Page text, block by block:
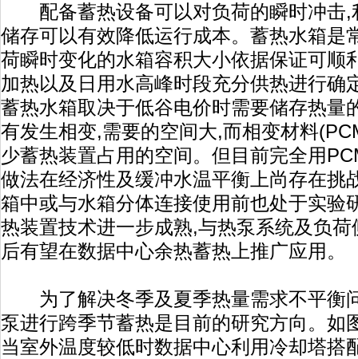
配备蓄热设备可以对负荷的瞬时冲击,
储存可以有效降低运行成本。蓄热水箱是
荷瞬时变化的水箱容积大小依据保证可顺
加热以及日用水高峰时段充分供热进行确
蓄热水箱取决于低谷电价时需要储存热量
有发生相变,需要的空间大,而相变材料
少蓄热装置占用的空间。但目前完全用
做法在经济性及缓冲水温平衡上尚存在挑
箱中或与水箱分体连接使用前也处于实验
热装置技术进一步成熟,与热泵系统及负
后有望在数据中心余热蓄热上推广应用。
为了解决冬季及夏季热量需求不平衡
泵进行跨季节蓄热是目前的研究方向。如
当室外温度较低时数据中心利用冷却塔搭